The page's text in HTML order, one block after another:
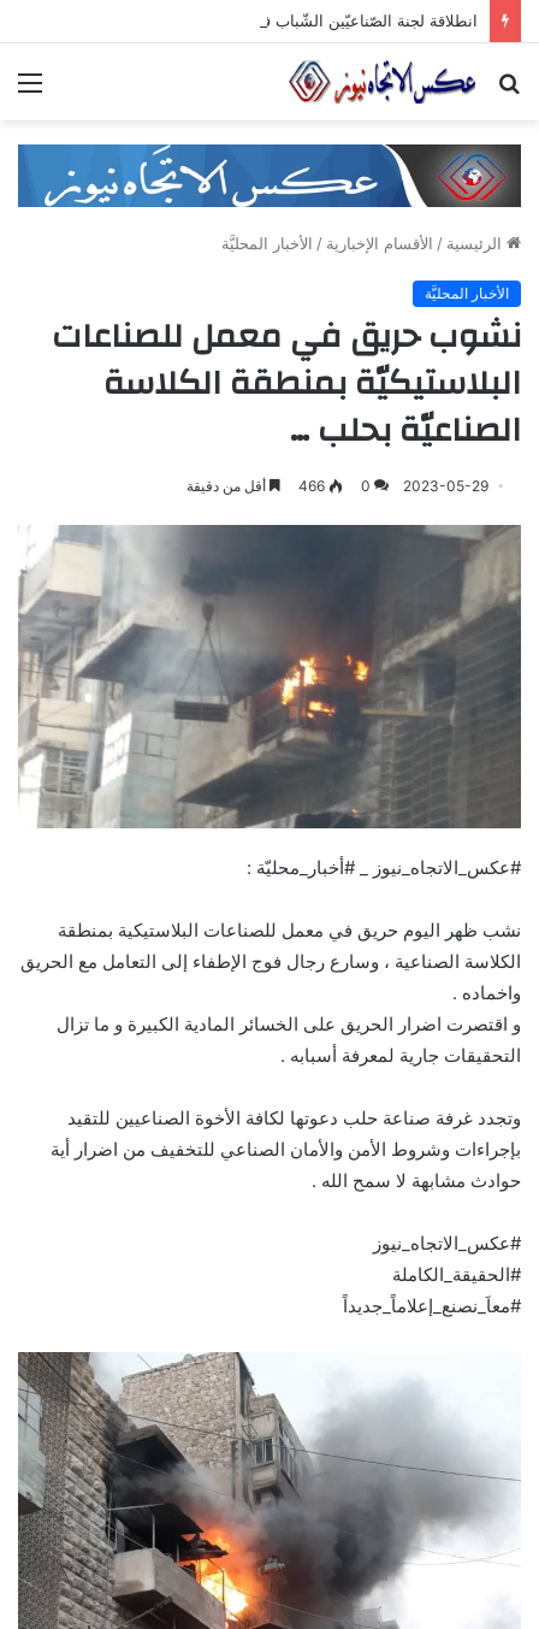
بحث
الرئيسية / الأقسام الإخبارية / الأخبار المحليَّة
الأخبار المحليَّة
نشوب حريق في معمل للصناعات
البلاستيكيّة بمنطقة الكلاسة
الصناعيّة بحلب …
2023-05-29
0
466 أقل من دقيقة
#عكس_الاتجاه_نيوز _ #أخبار_محليّة :
نشب ظهر اليوم حريق في معمل للصناعات البلاستيكية بمنطقة
الكلاسة الصناعية ، وسارع رجال فوج الإطفاء إلى التعامل مع الحريق
واخماده .
و اقتصرت اضرار الحريق على الخسائر المادية الكبيرة و ما تزال
التحقيقات جارية لمعرفة أسبابه .
وتجدد غرفة صناعة حلب دعوتها لكافة الأخوة الصناعيين للتقيد
بإجراءات وشروط الأمن والأمان الصناعي للتخفيف من اضرار أية
حوادث مشابهة لا سمح الله .
#عكس_الاتجاه_نيوز
#الحقيقة_الكاملة
#معاَ_نصنع_إعلاماً_جديداً